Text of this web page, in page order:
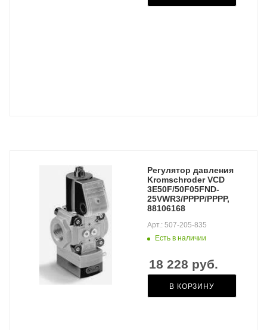
Регулятор давления
Kromschroder VCD
3E50F/50F05FND-
25VWR3/PPPP/PPPP,
88106168
Есть в наличии
Арт.: 507-205-835
18 228 руб.
В КОРЗИНУ